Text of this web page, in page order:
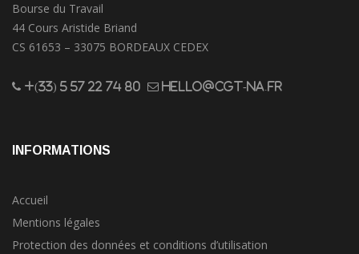
Bourse du Travail
44 Cours Aristide Briand
CS 61653 – 33075 BORDEAUX CEDEX
+(33) 5 57 22 74 80 hello@cgt-na.fr
INFORMATIONS
Accueil
Mentions légales
Protection des données et conditions d’utilisation